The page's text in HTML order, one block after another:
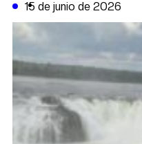
DE LA TRIBUNA TV
15 de junio de 2026